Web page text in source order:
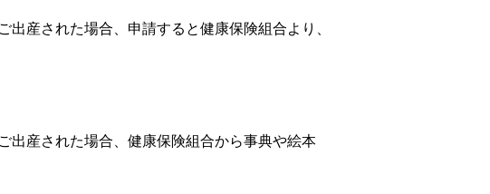
産された場合、申請すると健康保険組合より、
出産された場合、健康保険組合から事典や絵本